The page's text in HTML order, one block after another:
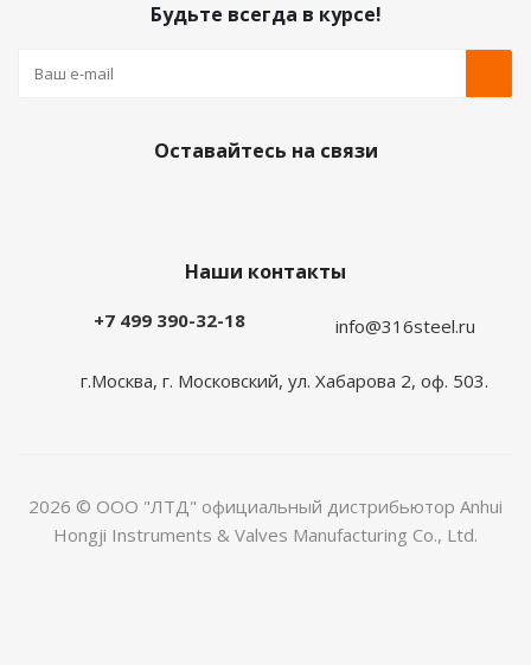
Будьте всегда в курсе!
Оставайтесь на связи
Наши контакты
+7 499 390-32-18 info@316steel.ru
г.Москва, г. Московский, ул. Хабарова 2, оф. 503.
2026 © ООО "ЛТД" официальный дистрибьютор Anhui
Hongji Instruments & Valves Manufacturing Co., Ltd.